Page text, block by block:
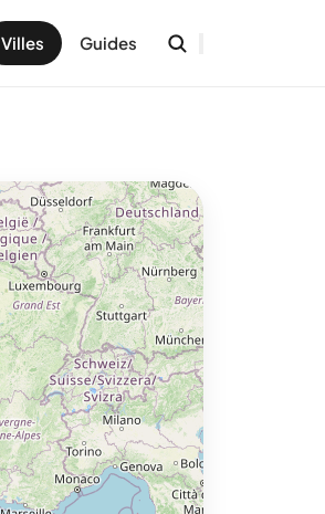
Villes Guides